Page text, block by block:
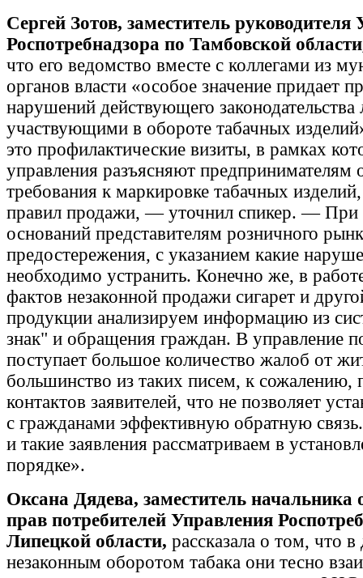
Сергей Зотов, заместитель руководителя
Роспотребнадзора по Тамбовской
что его ведомство вместе с коллегами из
органов власти «особое значение придает
нарушений действующего
участвующими в обороте табачных
это профилактические визиты, в рамках
управления разъясняют предпринимателям
требования к маркировке табачных
правил продажи, — уточнил спикер. — При
оснований представителям розничного
предостережения, с указанием какие
необходимо устранить. Конечно же, в
фактов незаконной продажи сигарет и
продукции анализируем информацию из
знак" и обращения граждан. В управление
поступает большое количество жалоб от
большинство из таких писем, к сожалению,
контактов заявителей, что не позволяет
с гражданами эффективную обратную
и такие заявления рассматриваем в
порядке».
Оксана Дядева, заместитель начальника
прав потребителей Управления
Липецкой области, рассказала о том, что в
незаконным оборотом табака они тесно